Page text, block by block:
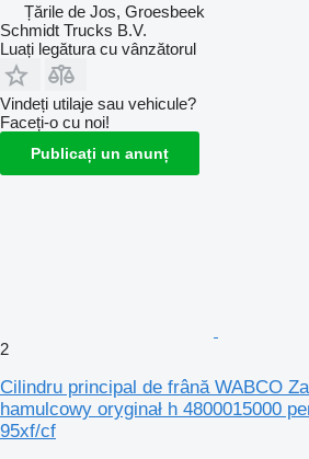
Țările de Jos, Groesbeek
Schmidt Trucks B.V.
Luați legătura cu vânzătorul
Vindeți utilaje sau vehicule?
Faceți-o cu noi!
Publicați un anunț
2
Cilindru principal de frână WABCO
hamulcowy oryginał h 4800015000
95xf/cf